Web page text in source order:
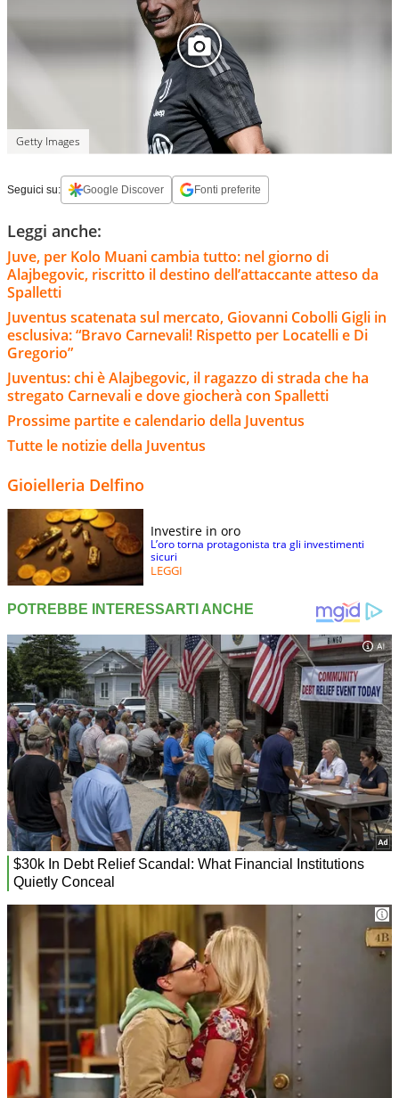
Getty Images
Seguici su: Google Discover Fonti preferite
Leggi anche:
Juve, per Kolo Muani cambia tutto: nel giorno di
Alajbegovic, riscritto il destino dell’attaccante atteso da
Spalletti
Juventus scatenata sul mercato, Giovanni Cobolli Gigli in
esclusiva: “Bravo Carnevali! Rispetto per Locatelli e Di
Gregorio”
Juventus: chi è Alajbegovic, il ragazzo di strada che ha
stregato Carnevali e dove giocherà con Spalletti
Prossime partite e calendario della Juventus
Tutte le notizie della Juventus
Gioielleria Delfino
Investire in oro
L’oro torna protagonista tra gli investimenti
sicuri
LEGGI